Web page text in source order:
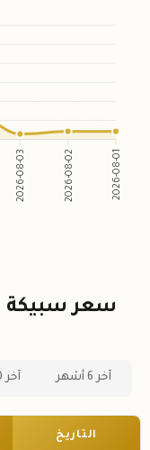
2026-08-03 2026-08-02 2026-08-01
آخر 6 أشهر آخر 90 يوم
التاريخ